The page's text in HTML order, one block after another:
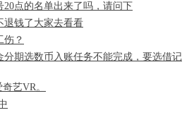
20点的名单出来了吗，请问下
退钱了大家去看看
伤？
分期选数币入账任务不能完成，要选借记
艺VR。